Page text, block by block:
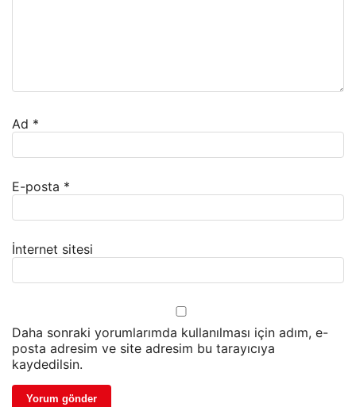
Ad *
E-posta *
İnternet sitesi
Daha sonraki yorumlarımda kullanılması için adım, e-
posta adresim ve site adresim bu tarayıcıya
kaydedilsin.